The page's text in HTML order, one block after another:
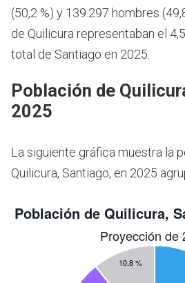
(50,2 %) y 139.297 hombres
de Quilicura representaban el
total de Santiago en 2025.
Población de
2025
La siguiente gráfica muestra la
Quilicura, Santiago, en 2025